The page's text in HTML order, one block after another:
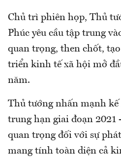
Chủ trì phiên họp, Thủ
Phúc yêu cầu tập trung
quan trọng, then chốt,
triển kinh tế xã hội mở
năm.
Thủ tướng nhấn mạnh kế
trung hạn giai đoạn 2021
quan trọng đối với sự
mang tính toàn diện cả